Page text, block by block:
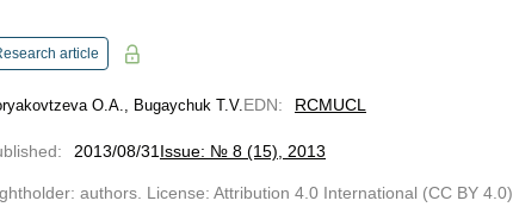
article
O.A., Bugaychuk T.V. EDN: RCMUCL
: 2013/08/31 Issue: № 8 (15), 2013
authors. License: Attribution 4.0 International (CC BY 4.0)